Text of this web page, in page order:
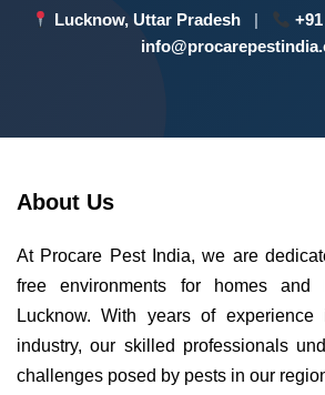
Lucknow, Uttar Pradesh|
About Us
At Procare Pest India, we are
free environments for homes and
Lucknow. With years of
industry, our skilled professionals
challenges posed by pests in our